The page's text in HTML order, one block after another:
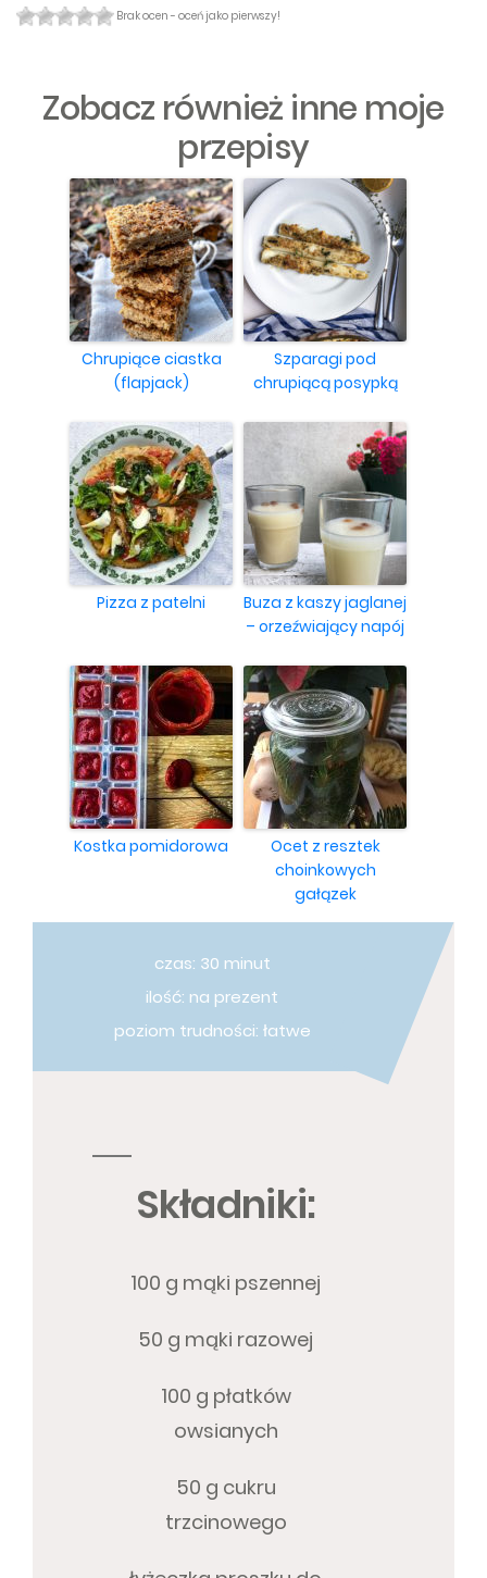
Brak ocen - oceń jako pierwszy!
Zobacz również inne moje
przepisy
Chrupiące ciastka
(flapjack)
Szparagi pod
chrupiącą posypką
Pizza z patelni
Buza z kaszy jaglanej
– orzeźwiający napój
Kostka pomidorowa
Ocet z resztek
choinkowych
gałązek
czas: 30 minut
ilość: na prezent
poziom trudności: łatwe
Składniki:
100 g mąki pszennej
50 g mąki razowej
100 g płatków
owsianych
50 g cukru
trzcinowego